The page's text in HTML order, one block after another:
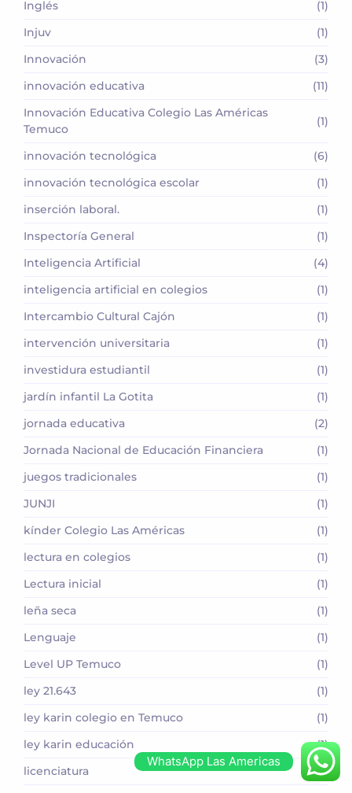
Inglés
(1)
Injuv
(1)
Innovación
(3)
innovación educativa
(11)
Innovación Educativa Colegio Las Américas
Temuco
(1)
innovación tecnológica
(6)
innovación tecnológica escolar
(1)
inserción laboral.
(1)
Inspectoría General
(1)
Inteligencia Artificial
(4)
inteligencia artificial en colegios
(1)
Intercambio Cultural Cajón
(1)
intervención universitaria
(1)
investidura estudiantil
(1)
jardín infantil La Gotita
(1)
jornada educativa
(2)
Jornada Nacional de Educación Financiera
(1)
juegos tradicionales
(1)
JUNJI
(1)
kínder Colegio Las Américas
(1)
lectura en colegios
(1)
Lectura inicial
(1)
leña seca
(1)
Lenguaje
(1)
Level UP Temuco
(1)
ley 21.643
(1)
ley karin colegio en Temuco
(1)
ley karin educación
(1)
licenciatura
(1)
WhatsApp Las Americas